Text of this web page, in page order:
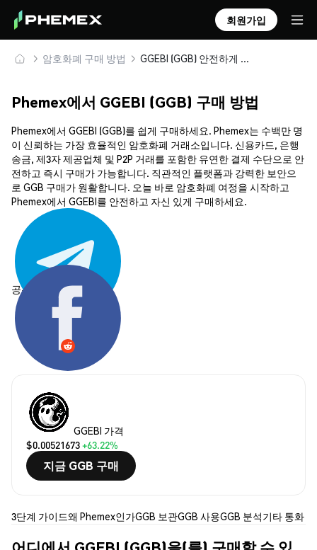
회원가입
암호화폐 구매 방법 GGEBI (GGB) 안전하게 구매 및 보관
Phemex에서 GGEBI (GGB) 구매 방법
Phemex에서 GGEBI (GGB)를 쉽게 구매하세요. Phemex는 수백만 명
이 신뢰하는 가장 효율적인 암호화폐 거래소입니다. 신용카드, 은행
송금, 제3자 제공업체 및 P2P 거래를 포함한 유연한 결제 수단으로 안
전하고 즉시 구매가 가능합니다. 직관적인 플랫폼과 강력한 보안으
로 GGB 구매가 원활합니다. 오늘 바로 암호화폐 여정을 시작하고
Phemex에서 GGEBI를 안전하고 자신 있게 구매하세요.
공유하기:
GGEBI 가격
$0.00521673+63.22%
지금 GGB 구매
3단계 가이드왜 Phemex인가GGB 보관GGB 사용GGB 분석기타 통화